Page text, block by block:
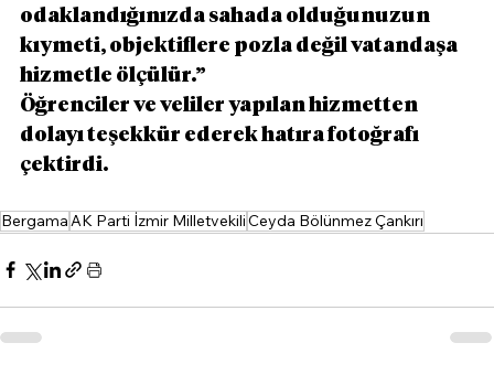
odaklandığınızda sahada olduğunuzun
kıymeti, objektiflere pozla değil vatandaşa
hizmetle ölçülür.”
Öğrenciler ve veliler yapılan hizmetten
dolayı teşekkür ederek hatıra fotoğrafı
çektirdi.
BergamaAK Parti İzmir MilletvekiliCeyda Bölünmez Çankırı